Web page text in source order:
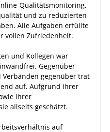
Qualitätsmonitoring,
und zu reduzierten
. Alle Aufgaben erfüllte
vollen Zufriedenheit.
und Kollegen war
. Gegenüber
Verbänden gegenüber trat
auf. Aufgrund ihrer
ihrer
allseits geschätzt.
auf